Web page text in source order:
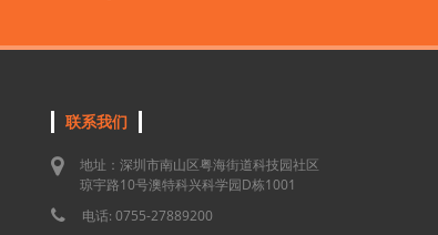
联系我们
地址：深圳市南山区粤海街道科技园社区
琼宇路10号澳特科兴科学园D栋1001
电话: 0755-27889200